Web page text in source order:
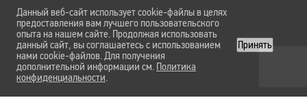
Лаборатории Услуги и цены Вакансии О нас Карта сайта
Техническая поддержка
Данный веб-сайт использует cookie-файлы в целях
предоставления вам лучшего пользовательского
опыта на нашем сайте. Продолжая использовать
данный сайт, вы соглашаетесь с использованием
нами cookie-файлов. Для получения
дополнительной информации см. Политика
конфиденциальности
Принять